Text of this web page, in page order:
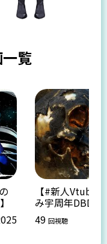
覧
【#新人
み宇周年DBD
49 回視聴